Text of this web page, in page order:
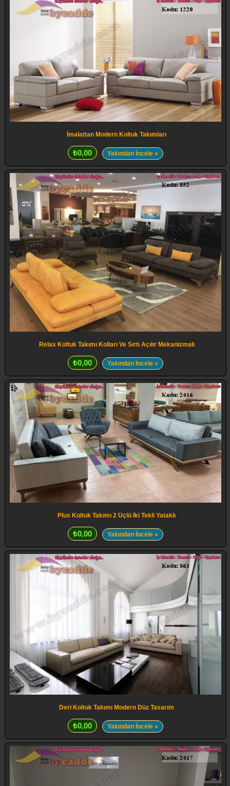
İmalattan Modern Koltuk Takımları
₺0,00 Yakından İncele »
Relax Koltuk Takımı Kolları Ve Sırtı Açılır Mekanizmalı
₺0,00 Yakından İncele »
Plus Koltuk Takımı 2 Üçlü İki Tekli Yataklı
₺0,00 Yakından İncele »
Deri Koltuk Takımı Modern Düz Tasarım
₺0,00 Yakından İncele »